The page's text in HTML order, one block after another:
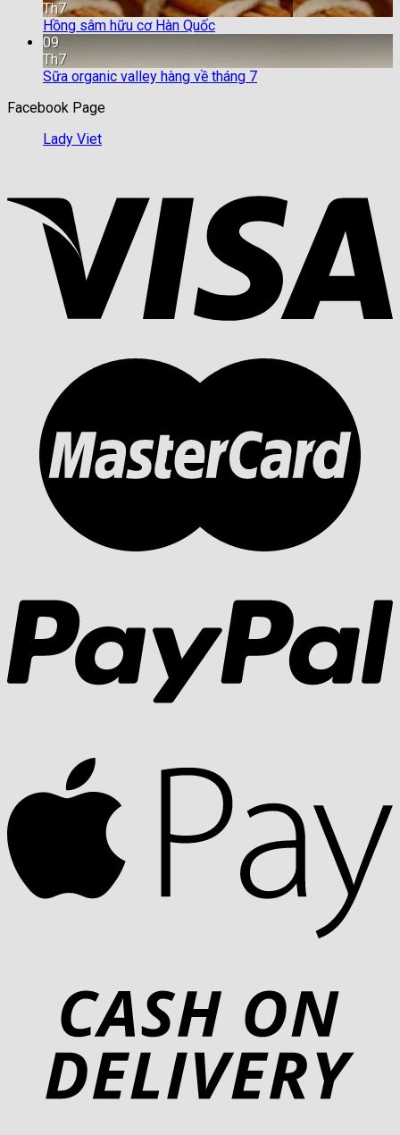
Th7
Hồng sâm hữu cơ Hàn Quốc
09
Th7
Sữa organic valley hàng về tháng 7
Facebook Page
Lady Viet